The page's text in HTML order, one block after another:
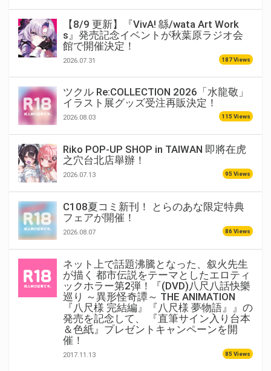
【8/9 更新】『VivA! 緜/wata Art Work
s』発売記念イベントが秋葉原ラジオ会
館で開催決定！
2026.07.31 187 Views
ツクル Re:COLLECTION 2026「水龍敬」
イラスト展グッズ受注再販決定！
2026.08.03 115 Views
Riko POP-UP SHOP in TAIWAN 即將在虎
之穴台北店舉辦！
2026.07.13 95 Views
C108夏コミ新刊！ とらのあな限定特典
フェアが開催！
2026.08.07 86 Views
ネット上で話題沸騰となった、叙火先生
が描く 都市伝説をテーマとしたエロティ
ックホラー第2弾！『(DVD)八尺八話快樂
巡り ～異形怪奇譚～ THE ANIMATION
『八尺様 完結編』『八尺様 夢物語』』の
発売を記念して、 『直筆サイン入り台本
＆色紙』プレゼントキャンペーンを開
催！
2017.11.13 85 Views